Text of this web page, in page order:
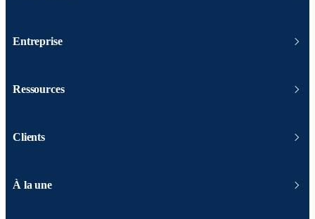
Entreprise
Ressources
Clients
À la une